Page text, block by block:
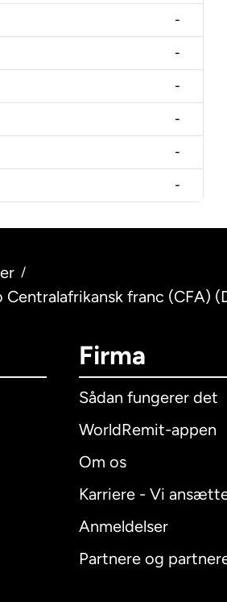
-
-
-
-
-
-
/
franc (CFA)
Firma
Sådan fungerer det
WorldRemit-appen
Om os
Karriere - Vi
Anmeldelser
Partnere og